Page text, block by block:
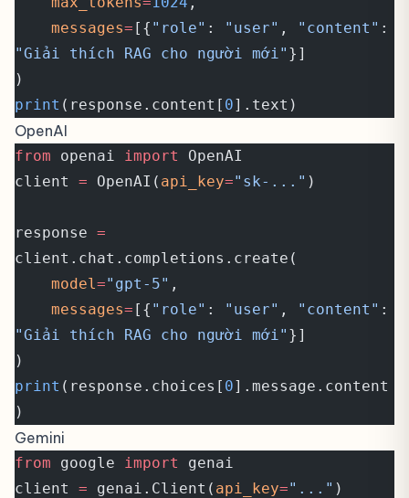
    messages
= [{ "role" : "user" , "content"
"Giải thích RAG cho người mới" }]
)
print (response.content[ 0].text)
OpenAI
from openai import
OpenAI
client = OpenAI( api_key="sk-..." )
response =
client.chat.completions.create(
    model
="gpt-5" ,
    messages
= [{ "role" : "user" , "content"
"Giải thích RAG cho người mới" }]
)
print (response.choices[ 0].message.content
)
Gemini
from google import
genai
client = genai.Client( api_key="..." )